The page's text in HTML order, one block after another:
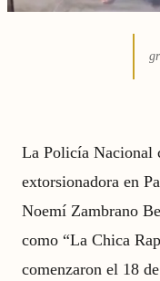
La Policía Nacional
extorsionadora en
Noemí Zambrano
como “La Chica
comenzaron el 18